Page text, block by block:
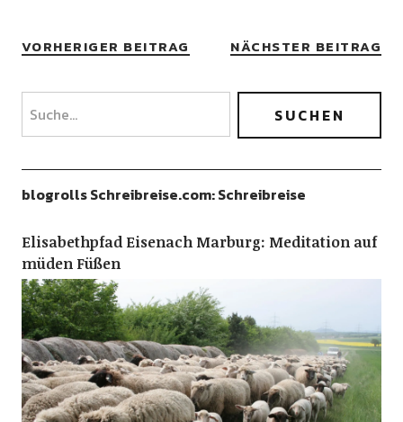
VORHERIGER BEITRAG NÄCHSTER BEITRAG
blogrolls Schreibreise.com: Schreibreise
Elisabethpfad Eisenach Marburg: Meditation auf
müden Füßen